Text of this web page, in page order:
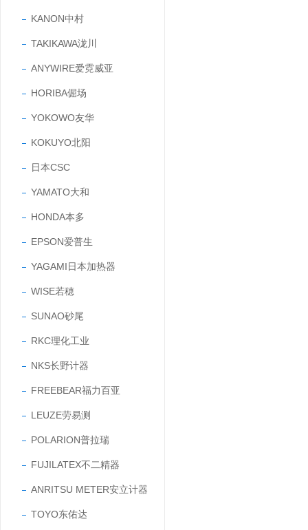
KANON中村
TAKIKAWA泷川
ANYWIRE爱霓威亚
HORIBA倔场
YOKOWO友华
KOKUYO北阳
日本CSC
YAMATO大和
HONDA本多
EPSON爱普生
YAGAMI日本加热器
WISE若穂
SUNAO砂尾
RKC理化工业
NKS长野计器
FREEBEAR福力百亚
LEUZE劳易测
POLARION普拉瑞
FUJILATEX不二精器
ANRITSU METER安立计器
TOYO东佑达